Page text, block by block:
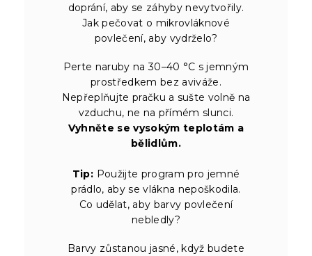
doprání, aby se záhyby nevytvořily.
Jak pečovat o mikrovláknové
povlečení, aby vydrželo?
Perte naruby na 30–40 °C s jemným
prostředkem bez aviváže.
Nepřeplňujte pračku a sušte volně na
vzduchu, ne na přímém slunci.
Vyhněte se vysokým teplotám a
bělidlům.
Tip: Použijte program pro jemné
prádlo, aby se vlákna nepoškodila.
Co udělat, aby barvy povlečení
nebledly?
Barvy zůstanou jasné, když budete